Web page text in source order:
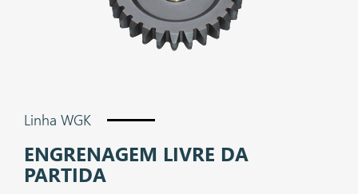
Linha WGK
ENGRENAGEM LIVRE DA
PARTIDA